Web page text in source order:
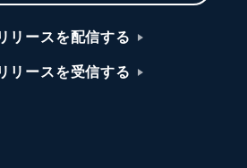
リースを配信する
リースを受信する